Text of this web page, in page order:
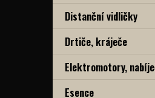
Distanční vidličky
Drtiče, kráječe
Elektromotory,
Esence